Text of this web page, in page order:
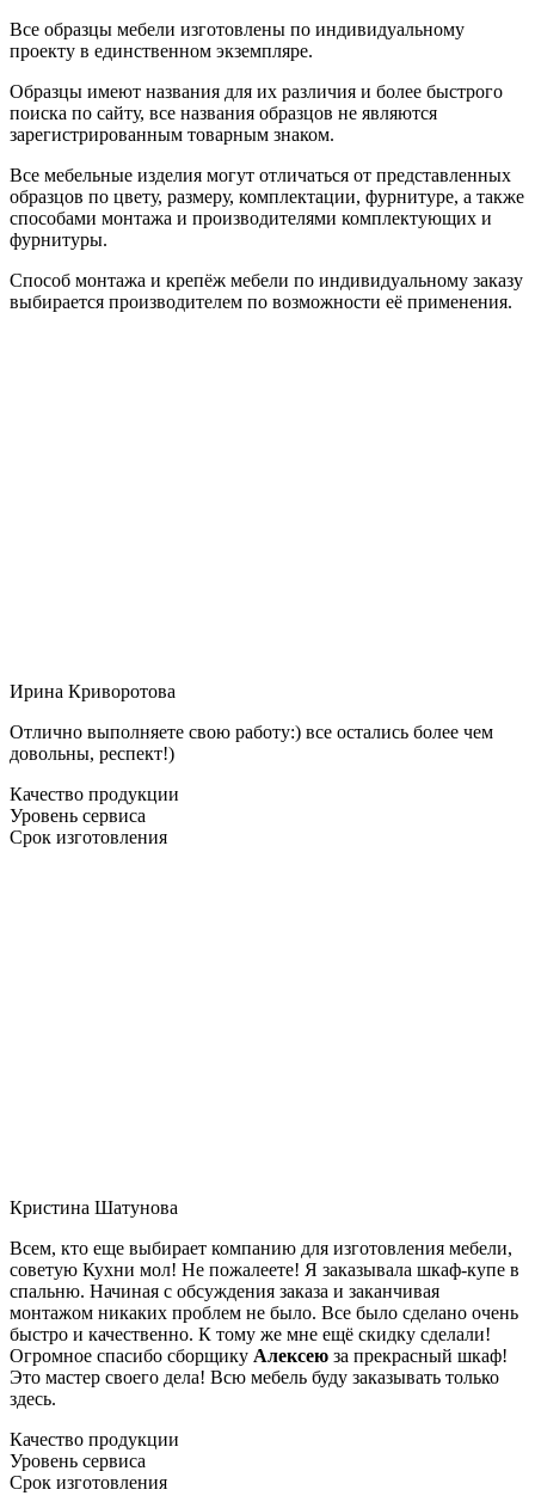
Все образцы мебели изготовлены по индивидуальному
проекту в единственном экземпляре.
Образцы имеют названия для их различия и более быстрого
поиска по сайту, все названия образцов не являются
зарегистрированным товарным знаком.
Все мебельные изделия могут отличаться от представленных
образцов по цвету, размеру, комплектации, фурнитуре, а также
способами монтажа и производителями комплектующих и
фурнитуры.
Способ монтажа и крепёж мебели по индивидуальному заказу
выбирается производителем по возможности её применения.
Ирина Криворотова
Отлично выполняете свою работу:) все остались более чем
довольны, респект!)
Качество продукции
Уровень сервиса
Срок изготовления
Кристина Шатунова
Всем, кто еще выбирает компанию для изготовления мебели,
советую Кухни мол! Не пожалеете! Я заказывала шкаф-купе в
спальню. Начиная с обсуждения заказа и заканчивая
монтажом никаких проблем не было. Все было сделано очень
быстро и качественно. К тому же мне ещё скидку сделали!
Огромное спасибо сборщику Алексею за прекрасный шкаф!
Это мастер своего дела! Всю мебель буду заказывать только
здесь.
Качество продукции
Уровень сервиса
Срок изготовления